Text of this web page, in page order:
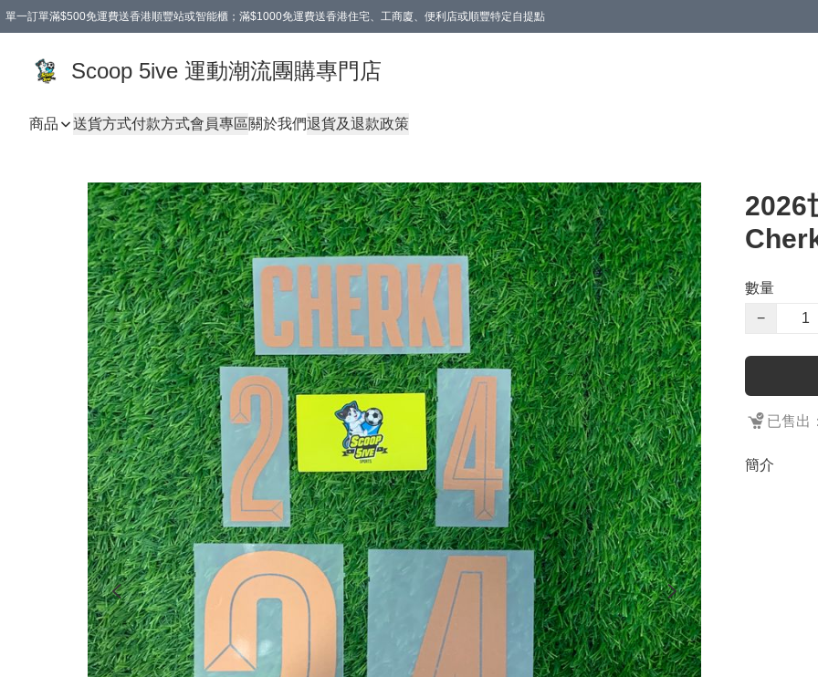
單一訂單滿$500免運費送香港順豐站或智能櫃；滿$1000免運費送香港住宅、工商廈、便利店或順豐特定自提點
Scoop 5ive 運動潮流團購專門店
商品 送貨方式付款方式會員專區關於我們退貨及退款政策
2026
數量
−
已售出
簡介